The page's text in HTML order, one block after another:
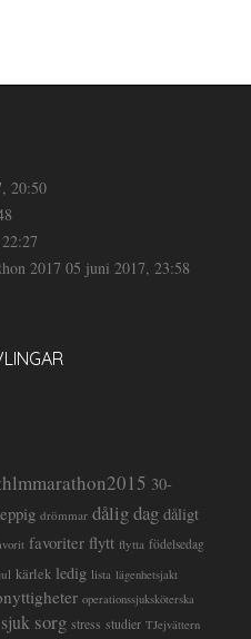
20:50
2017 05 juni 2017, 23:58
30-
drömmar dålig dag dåligt
favoriter flytt flytta födelsedag
jul kärlek ledig lista lägenhetsjakt
operationssjuksköterska
sjuk sorg stress studier TJejvättern